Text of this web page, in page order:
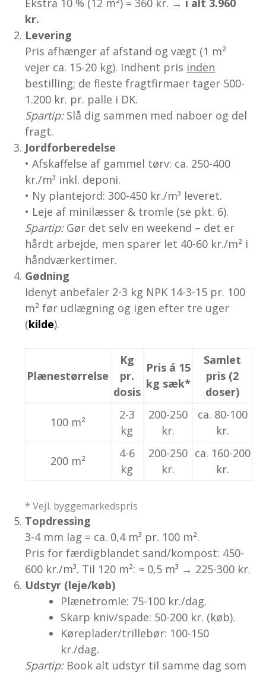
kr.
Levering
Pris afhænger af afstand og vægt (1 m²
vejer ca. 15-20 kg). Indhent pris inden
bestilling; de fleste fragtfirmaer tager 500-
1.200 kr. pr. palle i DK.
Spartip:Slå dig sammen med naboer og del
fragt.
Jordforberedelse
• Afskaffelse af gammel tørv: ca. 250-400
kr./m³ inkl. deponi.
• Ny plantejord: 300-450 kr./m³ leveret.
• Leje af minilæsser & tromle (se pkt. 6).
Spartip:Gør det selv en weekend – det er
hårdt arbejde, men sparer let 40-60 kr./m² i
håndværkertimer.
Gødning
Idenyt anbefaler 2-3 kg NPK 14-3-15 pr. 100
m² før udlægning og igen efter tre uger
(kilde).
Plænestørrelse
Kg
pr.
dosis
Pris á 15
kg sæk*
Samlet
pris (2
doser)
100 m²
2-3
kg
200-250
kr.
ca. 80-100
kr.
200 m²
4-6
kg
200-250
kr.
ca. 160-200
kr.
* Vejl. byggemarkedspris
Topdressing
3-4 mm lag = ca. 0,4 m³ pr. 100 m².
Pris for færdigblandet sand/kompost: 450-
600 kr./m³. Til 120 m²: ≈ 0,5 m³ → 225-300 kr.
Udstyr (leje/køb)
Plænetromle: 75-100 kr./dag.
Skarp kniv/spade: 50-200 kr. (køb).
Køreplader/trillebør: 100-150
kr./dag.
Spartip:Book alt udstyr til samme dag som